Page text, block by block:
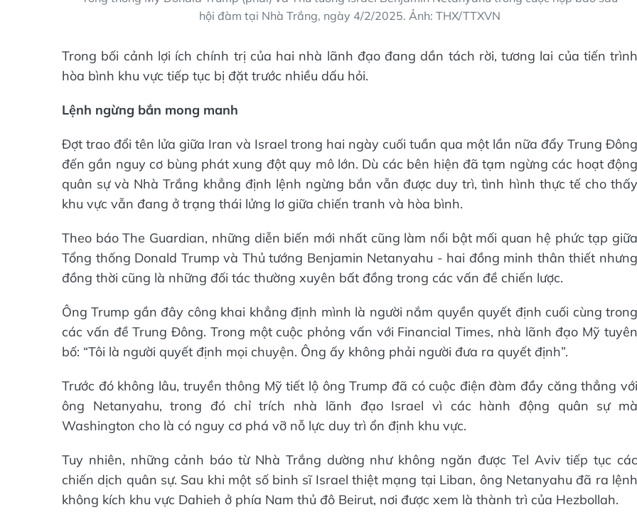
hội đàm tại Nhà Trắng, ngày 4/2/2025. Ảnh: THX/TTXVN
Trong bối cảnh lợi ích chính trị của hai nhà lãnh đạo đang dần tách rời, tương lai của tiến trình
hòa bình khu vực tiếp tục bị đặt trước nhiều dấu hỏi.
Lệnh ngừng bắn mong manh
Đợt trao đổi tên lửa giữa Iran và Israel trong hai ngày cuối tuần qua một lần nữa đẩy Trung Đông
đến gần nguy cơ bùng phát xung đột quy mô lớn. Dù các bên hiện đã tạm ngừng các hoạt động
quân sự và Nhà Trắng khẳng định lệnh ngừng bắn vẫn được duy trì, tình hình thực tế cho thấy
khu vực vẫn đang ở trạng thái lửng lơ giữa chiến tranh và hòa bình.
Theo báo The Guardian, những diễn biến mới nhất cũng làm nổi bật mối quan hệ phức tạp giữa
Tổng thống Donald Trump và Thủ tướng Benjamin Netanyahu - hai đồng minh thân thiết nhưng
đồng thời cũng là những đối tác thường xuyên bất đồng trong các vấn đề chiến lược.
Ông Trump gần đây công khai khẳng định mình là người nắm quyền quyết định cuối cùng trong
các vấn đề Trung Đông. Trong một cuộc phỏng vấn với Financial Times, nhà lãnh đạo Mỹ tuyên
bố: “Tôi là người quyết định mọi chuyện. Ông ấy không phải người đưa ra quyết định”.
Trước đó không lâu, truyền thông Mỹ tiết lộ ông Trump đã có cuộc điện đàm đầy căng thẳng với
ông Netanyahu, trong đó chỉ trích nhà lãnh đạo Israel vì các hành động quân sự mà
Washington cho là có nguy cơ phá vỡ nỗ lực duy trì ổn định khu vực.
Tuy nhiên, những cảnh báo từ Nhà Trắng dường như không ngăn được Tel Aviv tiếp tục các
chiến dịch quân sự. Sau khi một số binh sĩ Israel thiệt mạng tại Liban, ông Netanyahu đã ra lệnh
không kích khu vực Dahieh ở phía Nam thủ đô Beirut, nơi được xem là thành trì của Hezbollah.